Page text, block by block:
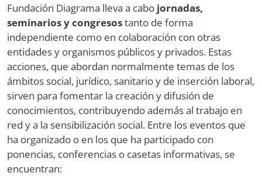
Fundación Diagrama lleva a cabo jornadas,
seminarios y congresostanto de forma
independiente como en colaboración con otras
entidades y organismos públicos y privados. Estas
acciones, que abordan normalmente temas de los
ámbitos social, jurídico, sanitario y de inserción laboral,
sirven para fomentar la creación y difusión de
conocimientos, contribuyendo además al trabajo en
red y a la sensibilización social. Entre los eventos que
ha organizado o en los que ha participado con
ponencias, conferencias o casetas informativas, se
encuentran: